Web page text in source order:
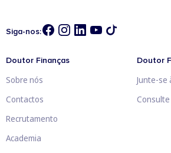
Siga-nos:
Doutor Finanças
Sobre nós
Contactos
Recrutamento
Academia
Doutor
Junte-se